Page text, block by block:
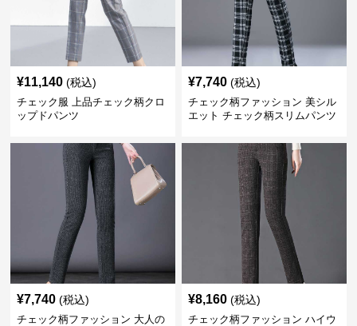
¥11,140 (税込)
チェック服 上品チェック柄クロ
ップドパンツ
¥7,740 (税込)
チェック柄ファッション 美シル
エット チェック柄スリムパンツ
¥7,740 (税込)
チェック柄ファッション 大人の
¥8,160 (税込)
チェック柄ファッション ハイウ